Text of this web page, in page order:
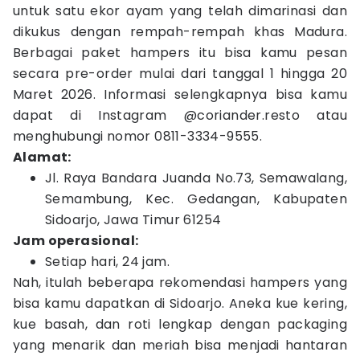
untuk satu ekor ayam yang telah dimarinasi dan
dikukus dengan rempah-rempah khas Madura.
Berbagai paket hampers itu bisa kamu pesan
secara pre-order mulai dari tanggal 1 hingga 20
Maret 2026. Informasi selengkapnya bisa kamu
dapat di Instagram @coriander.resto atau
menghubungi nomor 0811-3334-9555.
Alamat:
Jl. Raya Bandara Juanda No.73, Semawalang,
Semambung, Kec. Gedangan, Kabupaten
Sidoarjo, Jawa Timur 61254
Jam operasional:
Setiap hari, 24 jam.
Nah, itulah beberapa rekomendasi hampers yang
bisa kamu dapatkan di Sidoarjo. Aneka kue kering,
kue basah, dan roti lengkap dengan packaging
yang menarik dan meriah bisa menjadi hantaran